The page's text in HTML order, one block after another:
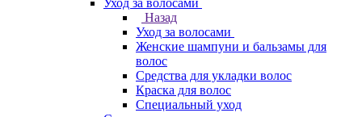
Уход за волосами
Назад
Уход за волосами
Женские шампуни и бальзамы для
волос
Средства для укладки волос
Краска для волос
Специальный уход